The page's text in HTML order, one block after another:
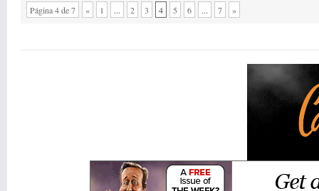
Página 4 de 7 « 1 ... 2 3 4 5 6 ... 7 »